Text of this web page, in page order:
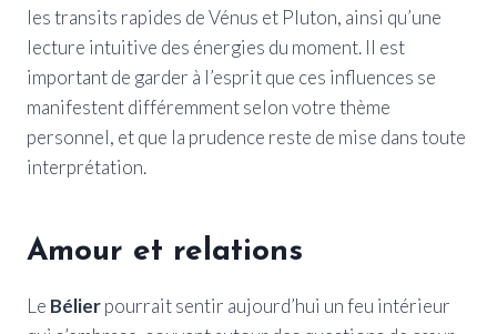
les transits rapides de Vénus et Pluton, ainsi qu’une
lecture intuitive des énergies du moment. Il est
important de garder à l’esprit que ces influences se
manifestent différemment selon votre thème
personnel, et que la prudence reste de mise dans toute
interprétation.
Amour et relations
Le Bélierpourrait sentir aujourd’hui un feu intérieur